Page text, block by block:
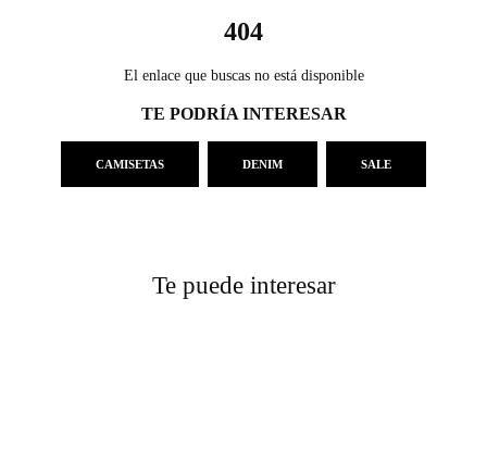
404
El enlace que buscas no está disponible
TE PODRÍA INTERESAR
CAMISETAS DENIM SALE
Te puede interesar